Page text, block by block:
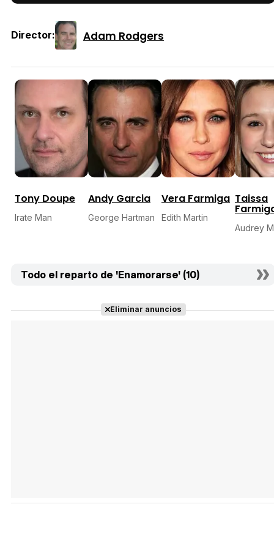
Director: Adam Rodgers
Tony Doupe
Irate Man
Andy Garcia
George Hartman
Vera Farmiga
Edith Martin
Taissa
Audrey
Todo el reparto de 'Enamorarse' (10)
Eliminar anuncios